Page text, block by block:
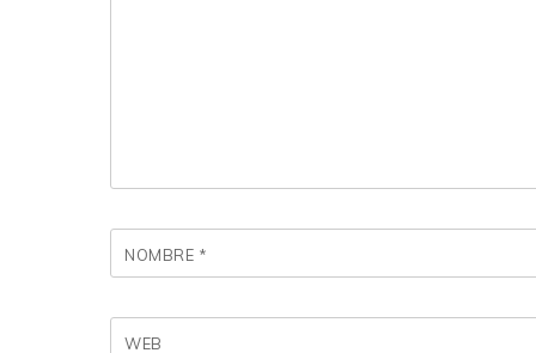
NOMBRE *
WEB